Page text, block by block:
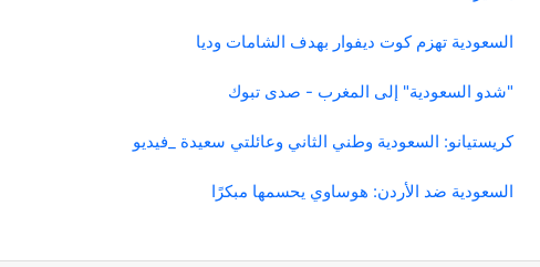
السعودية تهزم كوت ديفوار بهدف الشامات وديا
"شدو السعودية" إلى المغرب - صدى تبوك
كريستيانو: السعودية وطني الثاني وعائلتي سعيدة _فيديو
السعودية ضد الأردن: هوساوي يحسمها مبكرًا